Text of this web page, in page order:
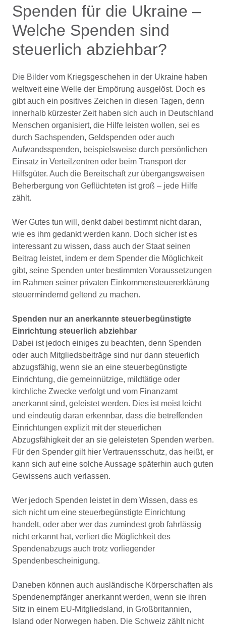
Spenden für die Ukraine –
Welche Spenden sind
steuerlich abziehbar?
Die Bilder vom Kriegsgeschehen in der Ukraine haben
weltweit eine Welle der Empörung ausgelöst. Doch es
gibt auch ein positives Zeichen in diesen Tagen, denn
innerhalb kürzester Zeit haben sich auch in Deutschland
Menschen organisiert, die Hilfe leisten wollen, sei es
durch Sachspenden, Geldspenden oder auch
Aufwandsspenden, beispielsweise durch persönlichen
Einsatz in Verteilzentren oder beim Transport der
Hilfsgüter. Auch die Bereitschaft zur übergangsweisen
Beherbergung von Geflüchteten ist groß – jede Hilfe
zählt.
Wer Gutes tun will, denkt dabei bestimmt nicht daran,
wie es ihm gedankt werden kann. Doch sicher ist es
interessant zu wissen, dass auch der Staat seinen
Beitrag leistet, indem er dem Spender die Möglichkeit
gibt, seine Spenden unter bestimmten Voraussetzungen
im Rahmen seiner privaten Einkommensteuererklärung
steuermindernd geltend zu machen.
Spenden nur an anerkannte steuerbegünstigte
Einrichtung steuerlich abziehbar
Dabei ist jedoch einiges zu beachten, denn Spenden
oder auch Mitgliedsbeiträge sind nur dann steuerlich
abzugsfähig, wenn sie an eine steuerbegünstigte
Einrichtung, die gemeinnützige, mildtätige oder
kirchliche Zwecke verfolgt und vom Finanzamt
anerkannt sind, geleistet werden. Dies ist meist leicht
und eindeutig daran erkennbar, dass die betreffenden
Einrichtungen explizit mit der steuerlichen
Abzugsfähigkeit der an sie geleisteten Spenden werben.
Für den Spender gilt hier Vertrauensschutz, das heißt, er
kann sich auf eine solche Aussage späterhin auch guten
Gewissens auch verlassen.
Wer jedoch Spenden leistet in dem Wissen, dass es
sich nicht um eine steuerbegünstigte Einrichtung
handelt, oder aber wer das zumindest grob fahrlässig
nicht erkannt hat, verliert die Möglichkeit des
Spendenabzugs auch trotz vorliegender
Spendenbescheinigung.
Daneben können auch ausländische Körperschaften als
Spendenempfänger anerkannt werden, wenn sie ihren
Sitz in einem EU-Mitgliedsland, in Großbritannien,
Island oder Norwegen haben. Die Schweiz zählt nicht